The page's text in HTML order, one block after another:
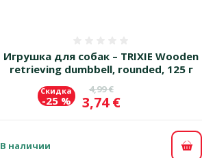
Игрушка для собак – TRIXIE Wooden
retrieving dumbbell, rounded, 125 г
Исходная цена
4,99 €
Цена
3,74 €
Скидка
-25 %
В наличии В